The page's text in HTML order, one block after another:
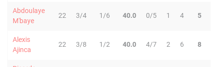
Abdoulaye
M'baye
22 3/4 1/6 40.0 0/5 1 4 5
Alexis
Ajinca
22 3/8 1/2 40.0 4/7 2 6 8